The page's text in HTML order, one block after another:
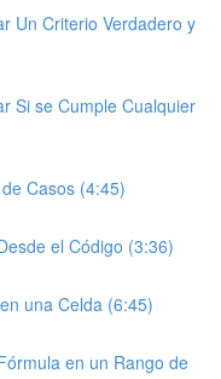
Un Criterio Verdadero y
Si se Cumple Cualquier
Casos (4:45)
el Código (3:36)
una Celda (6:45)
en un Rango de